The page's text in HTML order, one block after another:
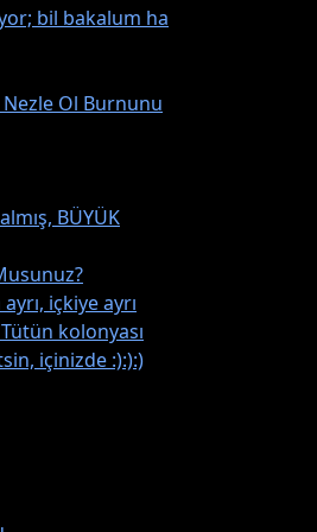
bil bakalum ha
Ol Burnunu
BÜYÜK
içkiye ayrı
kolonyası
içinizde :):):)